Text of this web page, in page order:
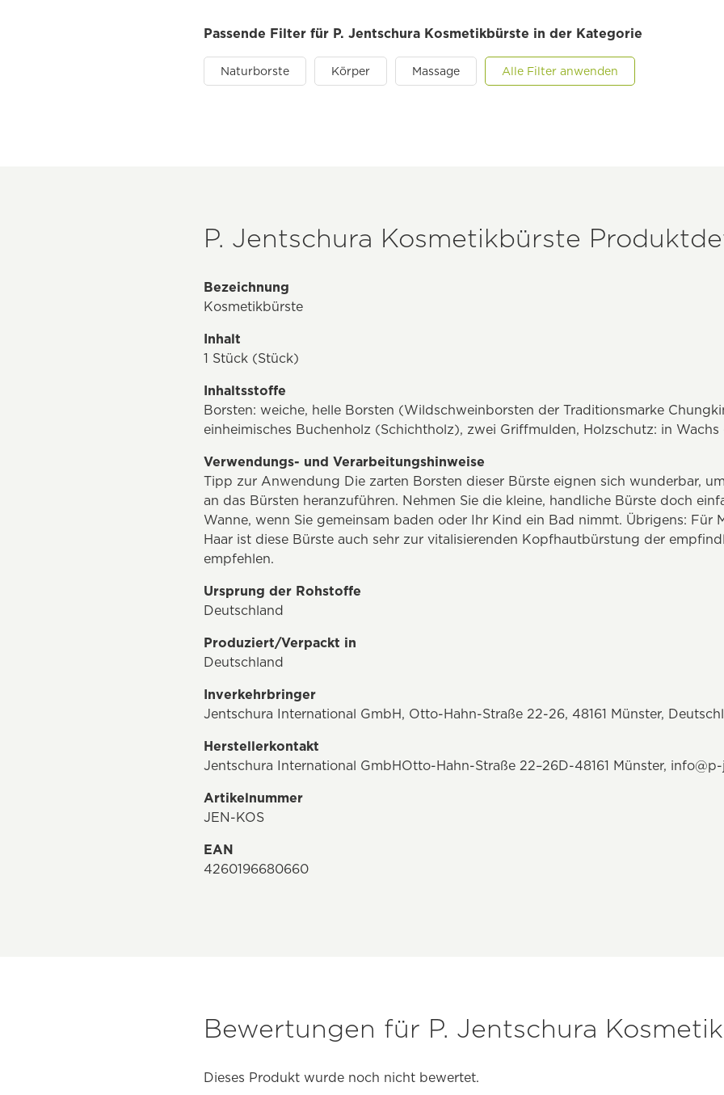
Passende Filter für P. Jentschura Kosmetikbürste in der Kategorie
Naturborste Körper Massage Alle Filter anwenden
P. Jentschura Kosmetikbürste
Bezeichnung
Kosmetikbürste
Inhalt
1 Stück (Stück)
Inhaltsstoffe
Borsten: weiche, helle Borsten (Wildschweinborsten der Traditionsmarke
einheimisches Buchenholz (Schichtholz), zwei Griffmulden, Holzschutz: in
Verwendungs- und Verarbeitungshinweise
Tipp zur Anwendung Die zarten Borsten dieser Bürste eignen sich wunderbar,
an das Bürsten heranzuführen. Nehmen Sie die kleine, handliche Bürste doch
Wanne, wenn Sie gemeinsam baden oder Ihr Kind ein Bad nimmt. Übrigens: Für
Haar ist diese Bürste auch sehr zur vitalisierenden Kopfhautbürstung der
empfehlen.
Ursprung der Rohstoffe
Deutschland
Produziert/Verpackt in
Deutschland
Inverkehrbringer
Jentschura International GmbH, Otto-Hahn-Straße 22-26, 48161 Münster,
Herstellerkontakt
Jentschura International GmbHOtto-Hahn-Straße 22–26D-48161 Münster,
Artikelnummer
JEN-KOS
EAN
4260196680660
Bewertungen für P. Jentschura
Dieses Produkt wurde noch nicht bewertet.